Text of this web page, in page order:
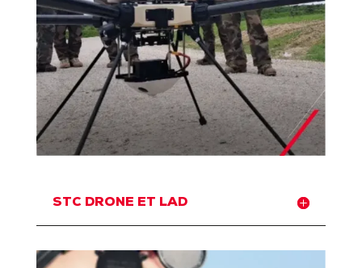
STC DRONE ET LAD